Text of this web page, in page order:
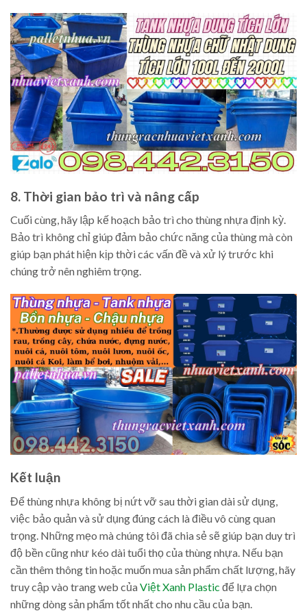
8. Thời gian bảo trì và nâng cấp
Cuối cùng, hãy lập kế hoạch bảo trì cho thùng nhựa định kỳ.
Bảo trì không chỉ giúp đảm bảo chức năng của thùng mà còn
giúp bạn phát hiện kịp thời các vấn đề và xử lý trước khi
chúng trở nên nghiêm trọng.
Kết luận
Để thùng nhựa không bị nứt vỡ sau thời gian dài sử dụng,
việc bảo quản và sử dụng đúng cách là điều vô cùng quan
trọng. Những mẹo mà chúng tôi đã chia sẻ sẽ giúp bạn duy trì
độ bền cũng như kéo dài tuổi thọ của thùng nhựa. Nếu bạn
cần thêm thông tin hoặc muốn mua sản phẩm chất lượng, hãy
truy cập vào trang web củaViệt Xanh Plastic để lựa chọn
những dòng sản phẩm tốt nhất cho nhu cầu của bạn.